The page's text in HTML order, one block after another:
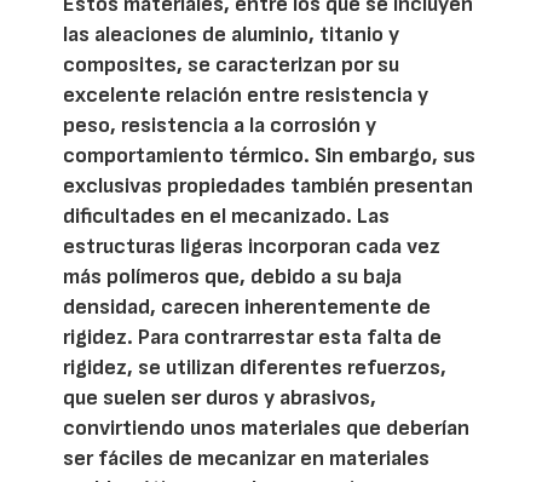
las aleaciones de aluminio, titanio y
composites, se caracterizan por su
excelente relación entre resistencia y
peso, resistencia a la corrosión y
comportamiento térmico. Sin embargo, sus
exclusivas propiedades también presentan
dificultades en el mecanizado. Las
estructuras ligeras incorporan cada vez
más polímeros que, debido a su baja
densidad, carecen inherentemente de
rigidez. Para contrarrestar esta falta de
rigidez, se utilizan diferentes refuerzos,
que suelen ser duros y abrasivos,
convirtiendo unos materiales que deberían
ser fáciles de mecanizar en materiales